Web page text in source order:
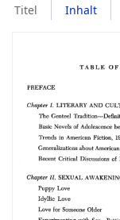
Titel Inhalt